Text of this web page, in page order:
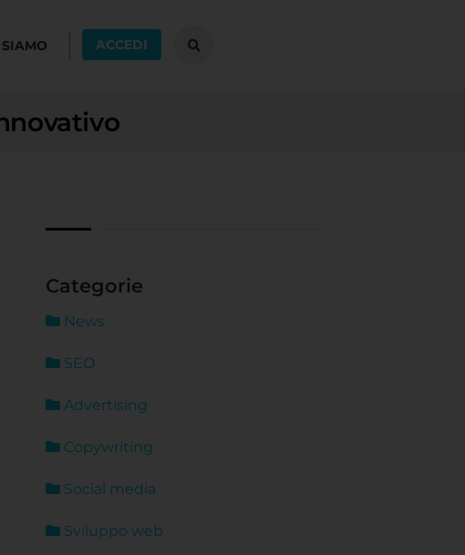
ACCEDI
Categorie
News
SEO
Advertising
Copywriting
Social media
Sviluppo web